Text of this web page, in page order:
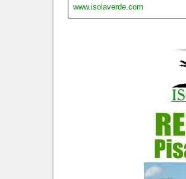
www.isolaverde.com